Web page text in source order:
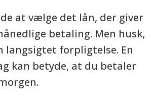
at vælge det lån, der giver
betaling. Men husk,
langsigtet forpligtelse. En
kan betyde, at du betaler